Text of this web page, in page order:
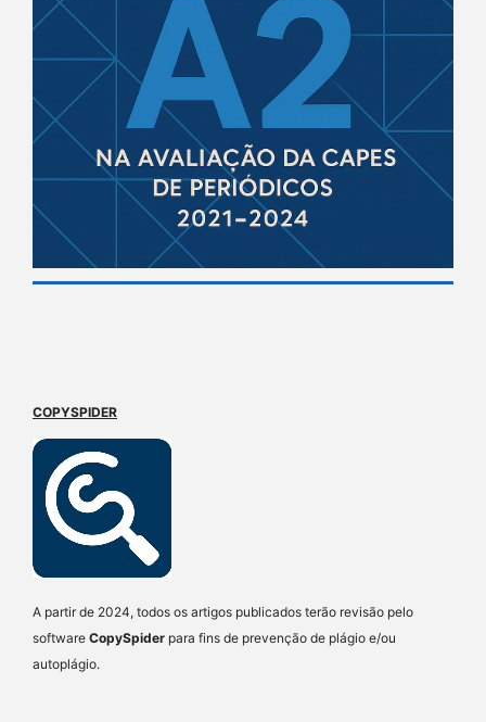
COPYSPIDER
A partir de 2024, todos os artigos publicados terão revisão pelo
software CopySpider para fins de prevenção de plágio e/ou
autoplágio.